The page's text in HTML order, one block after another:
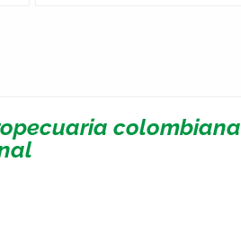
colombiana